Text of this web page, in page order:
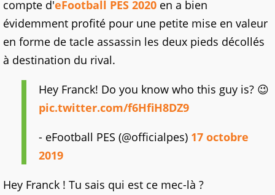
compte d'eFootball PES 2020 en a bien
évidemment profité pour une petite mise en valeur
en forme de tacle assassin les deux pieds décollés
à destination du rival.
Hey Franck! Do you know who this guy is? 😉
pic.twitter.com/f6HfiH8DZ9
- eFootball PES (@officialpes) 17 octobre
2019
Hey Franck ! Tu sais qui est ce mec-là ?